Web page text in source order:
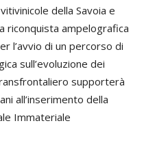
della Savoia e
riconquista ampelografica
l’avvio di un percorso di
sull’evoluzione dei
supporterà
all’inserimento della
Immateriale